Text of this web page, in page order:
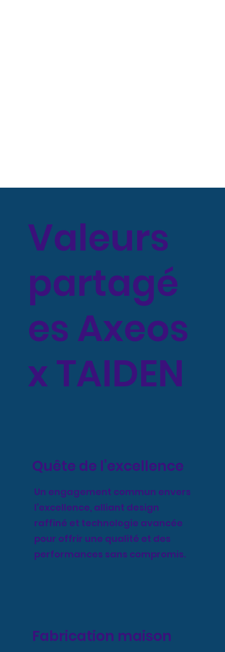
Valeurs
partagé
es Axeos
x TAIDEN
Quête de l’excellence
Un engagement commun envers
l’excellence, alliant design
raffiné et technologie avancée
pour offrir une qualité et des
performances sans compromis.
Fabrication maison